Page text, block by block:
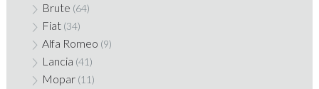
Brute (64)
Fiat (34)
Alfa Romeo (9)
Lancia (41)
Mopar (11)